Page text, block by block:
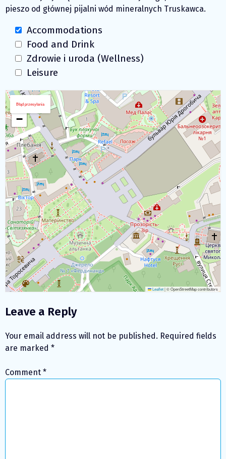
pieszo od głównej pijalni wód mineralnych Truskawca.
Accommodations
Food and Drink
Zdrowie i uroda (Wellness)
Leisure
Pobierz mapę
+
−
Leaflet|© OpenStreetMap contributors
Błąd przesyłania
Leave a Reply
Your email address will not be published. Required fields
are marked *
Comment *